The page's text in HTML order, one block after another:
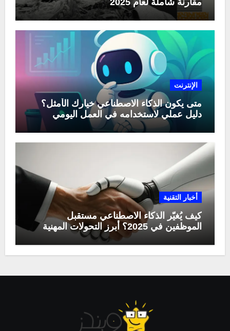
الإنترنت
متى يكون الذكاء الاصطناعي خيارك الأمثل؟
دليل عملي لاستخدامه في العمل اليومي
أخبار التقنية
كيف يُغيّر الذكاء الاصطناعي مستقبل
الموظفين في 2025؟ أبرز التحولات المهنية